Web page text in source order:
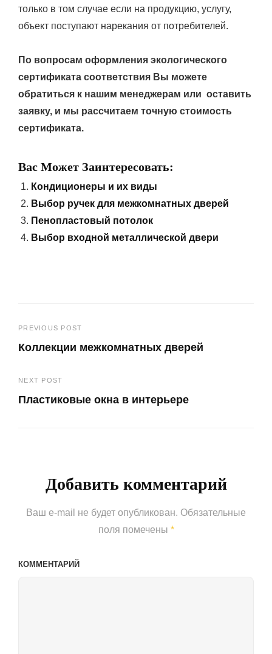
только в том случае если на продукцию, услугу,
объект поступают нарекания от потребителей.
По вопросам оформления экологического
сертификата соответствия Вы можете
обратиться к нашим менеджерам или оставить
заявку, и мы рассчитаем точную стоимость
сертификата.
Вас Может Заинтересовать:
Кондиционеры и их виды
Выбор ручек для межкомнатных дверей
Пенопластовый потолок
Выбор входной металлической двери
Навигация
по
записям
PREVIOUS POST
Коллекции межкомнатных дверей
Post
NEXT POST
Пластиковые окна в интерьере
Добавить комментарий
Ваш e-mail не будет опубликован. Обязательные
поля помечены *
КОММЕНТАРИЙ